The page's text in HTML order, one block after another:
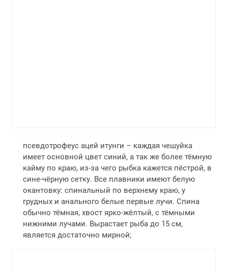
псевдотрофеус ацей итунги – каждая чешуйка
имеет основной цвет синий, а так же более тёмную
кайму по краю, из-за чего рыбка кажется пёстрой, в
сине-чёрную сетку. Все плавники имеют белую
окантовку: спинальный по верхнему краю, у
грудных и анального белые первые лучи. Спина
обычно тёмная, хвост ярко-жёлтый, с тёмными
нижними лучами. Вырастает рыба до 15 см,
является достаточно мирной;